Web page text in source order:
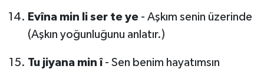
Evîna min li ser te ye- Aşkım senin üzerinde
(Aşkın yoğunluğunu anlatır.)
Tu jiyana min î- Sen benim hayatımsın